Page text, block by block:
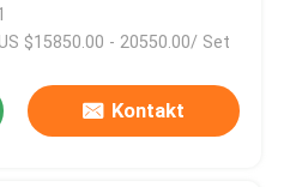
$15850.00 - 20550.00/ Set
Kontakt